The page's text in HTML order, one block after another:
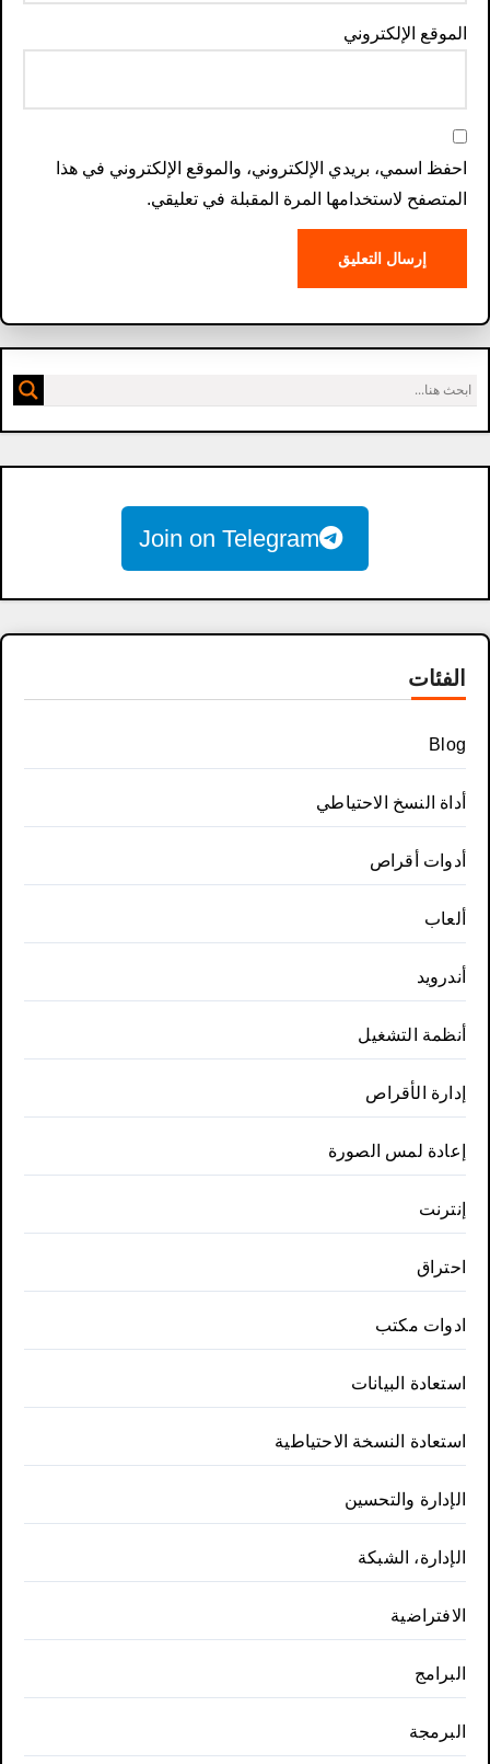
الموقع الإلكتروني
احفظ اسمي، بريدي الإلكتروني، والموقع الإلكتروني في هذا
المتصفح لاستخدامها المرة المقبلة في تعليقي.
Join on Telegram
الفئات
Blog
أداة النسخ الاحتياطي
أدوات أقراص
ألعاب
أندرويد
أنظمة التشغيل
إدارة الأقراص
إعادة لمس الصورة
إنترنت
احتراق
ادوات مكتب
استعادة البيانات
استعادة النسخة الاحتياطية
الإدارة والتحسين
الإدارة، الشبكة
الافتراضية
البرامج
البرمجة